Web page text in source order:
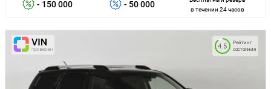
- 150 000 - 50 000
в течении 24 часов
Рейтинг
состояния
4.5